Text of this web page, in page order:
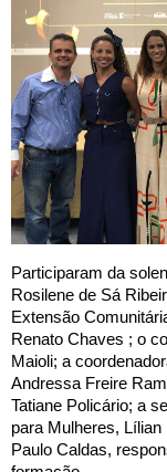
Participaram da
Rosilene de Sá
Extensão
Renato Chaves ; o
Maioli; a
Andressa Freire
Tatiane Policário; a
para Mulheres,
Paulo Caldas,